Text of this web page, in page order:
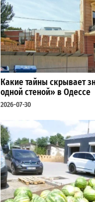
Какие тайны скрывает
одной стеной» в Одессе
2026-07-30